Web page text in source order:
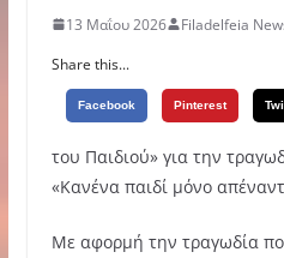
13 Μαΐου 2026
Filadelfeia
Share this...
Facebook Pinterest
του Παιδιού» για την
«Κανένα παιδί μόνο
Με αφορμή την τραγωδία